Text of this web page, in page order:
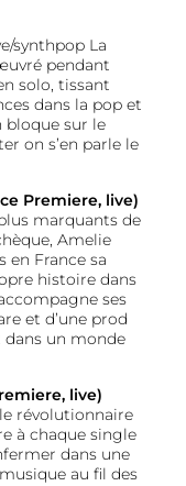
synthpop La
pendant
solo, tissant
dans la pop et
bloque sur le
on s’en parle le
Premiere, live)
marquants de
Amelie
en France sa
histoire dans
ses
et d’une prod
un monde
live)
révolutionnaire
à chaque single
dans une
au fil des